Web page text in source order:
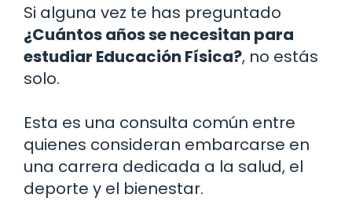
Si alguna vez te has preguntado
¿Cuántos años se necesitan para
estudiar Educación Física?, no estás
solo.
Esta es una consulta común entre
quienes consideran embarcarse en
una carrera dedicada a la salud, el
deporte y el bienestar.